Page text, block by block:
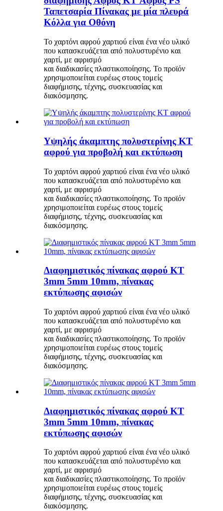
Ταπετσαρία Πίνακας με μία πλευρά
Κόλλα για Οθόνη
Το χαρτόνι αφρού χαρτιού είναι ένα νέο υλικό
που κατασκευάζεται από πολυστυρένιο και
χαρτί, με αφρισμό
και διαδικασίες πλαστικοποίησης. Το προϊόν
χρησιμοποιείται ευρέως στους τομείς
διαφήμισης, τέχνης, συσκευασίας και
διακόσμησης.
Υψηλής άκαμπτης πολυστερίνης KT
αφρού για προβολή και εκτύπωση
Το χαρτόνι αφρού χαρτιού είναι ένα νέο υλικό
που κατασκευάζεται από πολυστυρένιο και
χαρτί, με αφρισμό
και διαδικασίες πλαστικοποίησης. Το προϊόν
χρησιμοποιείται ευρέως στους τομείς
διαφήμισης, τέχνης, συσκευασίας και
διακόσμησης.
Διαφημιστικός πίνακας αφρού KT
3mm 5mm 10mm, πίνακας
εκτύπωσης αφισών
Το χαρτόνι αφρού χαρτιού είναι ένα νέο υλικό
που κατασκευάζεται από πολυστυρένιο και
χαρτί, με αφρισμό
και διαδικασίες πλαστικοποίησης. Το προϊόν
χρησιμοποιείται ευρέως στους τομείς
διαφήμισης, τέχνης, συσκευασίας και
διακόσμησης.
Διαφημιστικός πίνακας αφρού KT
3mm 5mm 10mm, πίνακας
εκτύπωσης αφισών
Το χαρτόνι αφρού χαρτιού είναι ένα νέο υλικό
που κατασκευάζεται από πολυστυρένιο και
χαρτί, με αφρισμό
και διαδικασίες πλαστικοποίησης. Το προϊόν
χρησιμοποιείται ευρέως στους τομείς
διαφήμισης, τέχνης, συσκευασίας και
διακόσμησης.